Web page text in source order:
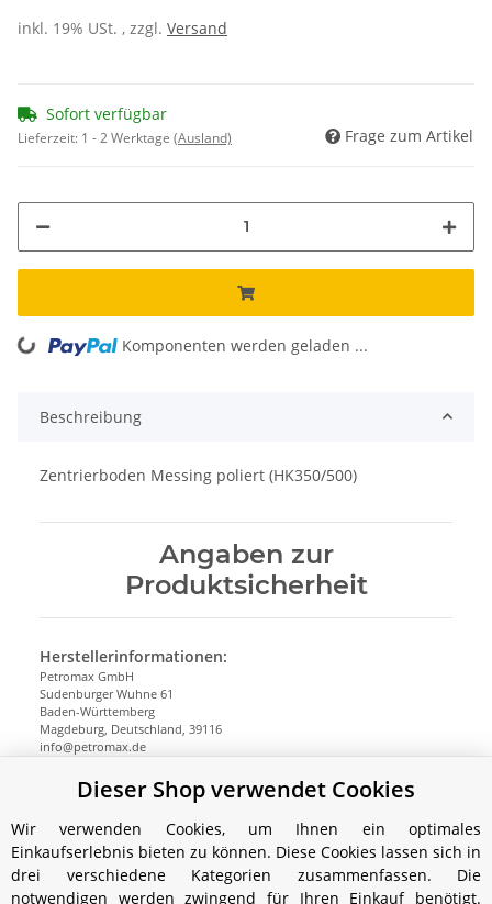
inkl. 19% USt. , zzgl. Versand
Sofort verfügbar
Lieferzeit: 1 - 2 Werktage (Ausland) Frage zum Artikel
Loading... Komponenten werden geladen ...
Beschreibung
Zentrierboden Messing poliert (HK350/500)
Angaben zur
Produktsicherheit
Herstellerinformationen:
Petromax GmbH
Sudenburger Wuhne 61
Baden-Württemberg
Magdeburg, Deutschland, 39116
info@petromax.de
Dieser Shop verwendet Cookies
Wir verwenden Cookies, um Ihnen ein optimales
Einkaufserlebnis bieten zu können. Diese Cookies lassen sich in
drei verschiedene Kategorien zusammenfassen. Die
notwendigen werden zwingend für Ihren Einkauf benötigt.